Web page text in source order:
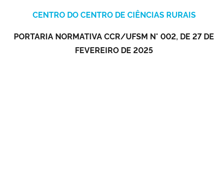
Ministério da Ciência, Tecnologia, Inovações e Comunicações
CENTRO DO CENTRO DE CIÊNCIAS RURAIS
PORTARIA NORMATIVA CCR/UFSM N° 002, DE 27 DE
FEVEREIRO DE 2025